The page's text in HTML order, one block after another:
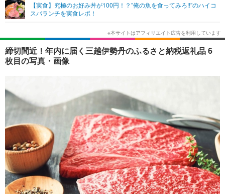
ショッピング その他
エンタメTOP
韓国・芸能
音楽 スポーツ
ライフ
ライフTOP グルメ
ペット ショッピング
リリース一覧
プッシュ通知の停止方法
【実食】究極のお好み丼が100円！？”俺の魚を食ってみろ!!”のハイコ
スパランチを実食レポ！
締切間近！年内に届く三越伊勢丹のふるさと納税返礼品 6
枚目の写真・画像